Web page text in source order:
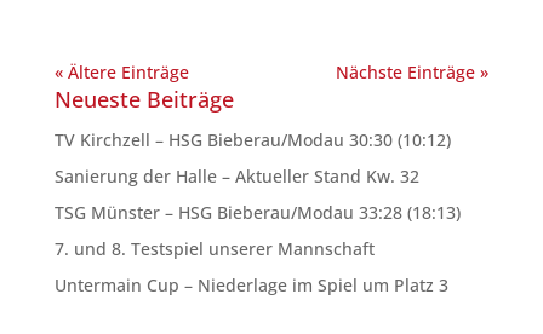
« Ältere Einträge Nächste Einträge »
Neueste Beiträge
TV Kirchzell – HSG Bieberau/Modau 30:30 (10:12)
Sanierung der Halle – Aktueller Stand Kw. 32
TSG Münster – HSG Bieberau/Modau 33:28 (18:13)
7. und 8. Testspiel unserer Mannschaft
Untermain Cup – Niederlage im Spiel um Platz 3